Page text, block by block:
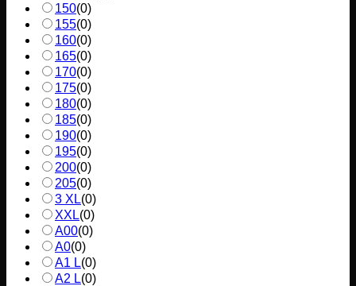
150(0)
155(0)
160(0)
165(0)
170(0)
175(0)
180(0)
185(0)
190(0)
195(0)
200(0)
205(0)
3 XL(0)
XXL(0)
A00(0)
A0(0)
A1 L(0)
A2 L(0)